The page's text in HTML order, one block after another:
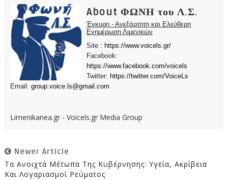
About ΦΩΝΗ του Λ.Σ.
Έγκυρη - Ανεξάρτητη και Ελεύθερη
Ενημέρωση Λιμενικών
Site : https://www.voicels.gr/
Facebook:
https://www.facebook.com/voicels
Twitter: https://twitter.com/VoiceLs
Email: group.voice.ls@gmail.com
Limenikanea.gr - Voicels.gr Media Group
Newer Article
Τα Ανοιχτά Μέτωπα Της Κυβέρνησης: Υγεία, Ακρίβεια
Και Λογαριασμοί Ρεύματος